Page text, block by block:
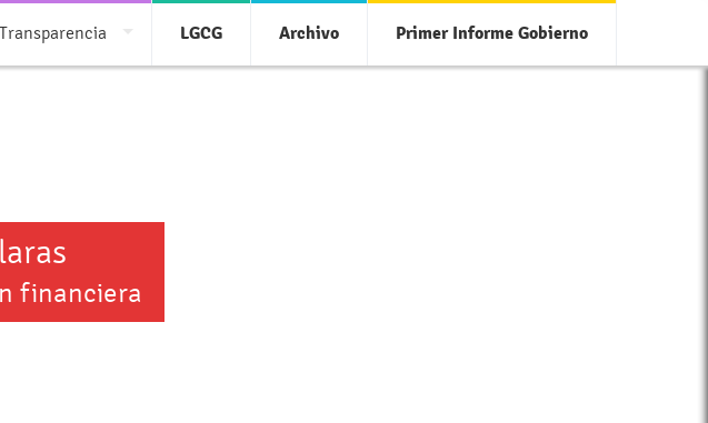
Transparencia LGCG Archivo Primer Informe Gobierno
financiera